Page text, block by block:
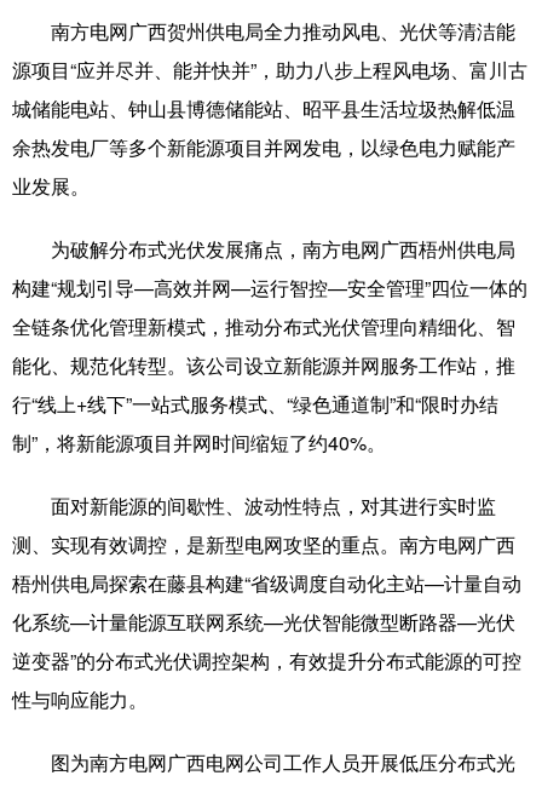
辽宁 吉林 上海 江苏
浙江 安徽 福建 江西
山东 河南 湖北 湖南
广东
陕西 甘肃 青海 宁夏
新疆 内蒙古 黑龙江
多语种频道
Deutsch Português
南方电网广西贺州供电局全力推动风电、光伏等清洁能
源项目“应并尽并、能并快并”，助力八步上程风电场、富川古
城储能电站、钟山县博德储能站、昭平县生活垃圾热解低温
余热发电厂等多个新能源项目并网发电，以绿色电力赋能产
业发展。
为破解分布式光伏发展痛点，南方电网广西梧州供电局
构建“规划引导—高效并网—运行智控—安全管理”四位一体的
全链条优化管理新模式，推动分布式光伏管理向精细化、智
能化、规范化转型。该公司设立新能源并网服务工作站，推
行“线上+线下”一站式服务模式、“绿色通道制”和“限时办结
制”，将新能源项目并网时间缩短了约40%。
面对新能源的间歇性、波动性特点，对其进行实时监
测、实现有效调控，是新型电网攻坚的重点。南方电网广西
梧州供电局探索在藤县构建“省级调度自动化主站—计量自动
化系统—计量能源互联网系统—光伏智能微型断路器—光伏
逆变器”的分布式光伏调控架构，有效提升分布式能源的可控
性与响应能力。
图为南方电网广西电网公司工作人员开展低压分布式光